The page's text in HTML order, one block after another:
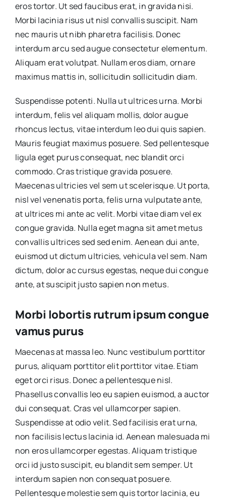
eros tortor. Ut sed faucibus erat, in gravida nisi.
Morbi lacinia risus ut nisl convallis suscipit. Nam
nec mauris ut nibh pharetra facilisis. Donec
interdum arcu sed augue consectetur elementum.
Aliquam erat volutpat. Nullam eros diam, ornare
maximus mattis in, sollicitudin sollicitudin diam.
Suspendisse potenti. Nulla ut ultrices urna. Morbi
interdum, felis vel aliquam mollis, dolor augue
rhoncus lectus, vitae interdum leo dui quis sapien.
Mauris feugiat maximus posuere. Sed pellentesque
ligula eget purus consequat, nec blandit orci
commodo. Cras tristique gravida posuere.
Maecenas ultricies vel sem ut scelerisque. Ut porta,
nisl vel venenatis porta, felis urna vulputate ante,
at ultrices mi ante ac velit. Morbi vitae diam vel ex
congue gravida. Nulla eget magna sit amet metus
convallis ultrices sed sed enim. Aenean dui ante,
euismod ut dictum ultricies, vehicula vel sem. Nam
dictum, dolor ac cursus egestas, neque dui congue
ante, at suscipit justo sapien non metus.
Morbi lobortis rutrum ipsum congue
vamus purus
Maecenas at massa leo. Nunc vestibulum porttitor
purus, aliquam porttitor elit porttitor vitae. Etiam
eget orci risus. Donec a pellentesque nisl.
Phasellus convallis leo eu sapien euismod, a auctor
dui consequat. Cras vel ullamcorper sapien.
Suspendisse at odio velit. Sed facilisis erat urna,
non facilisis lectus lacinia id. Aenean malesuada mi
non eros ullamcorper egestas. Aliquam tristique
orci id justo suscipit, eu blandit sem semper. Ut
interdum sapien non consequat posuere.
Pellentesque molestie sem quis tortor lacinia, eu